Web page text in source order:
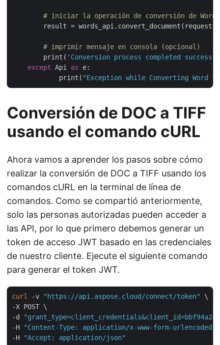
# iniciar la operación de conversión de Word
        result = words_api.convert_document(request)
# imprimir mensaje en consola (opcional)
        print(
'Conversion process completed
except Api as e:
            print(
"Exception while Converting Word
Conversión de DOC a TIFF
usando el comando cURL
Ahora vamos a aprender los pasos sobre cómo
realizar la conversión de DOC a TIFF usando los
comandos cURL en la terminal de línea de
comandos. Como se compartió anteriormente,
solo las personas autorizadas pueden acceder a
las API, por lo que primero debemos generar un
token de acceso JWT basado en las credenciales
de nuestro cliente. Ejecute el siguiente comando
para generar el token JWT.
curl -v "https://api.aspose.cloud/connect/token"
\
-X POST \
-d
"grant_type=client_credentials&client_id=bbf94a2c-
-H
"Content-Type: application/x-www-form-urlencoded"
-H
"Accept: application/json"